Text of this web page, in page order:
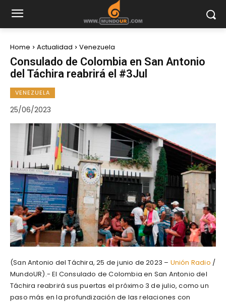
Home Actualidad Venezuela
Consulado de Colombia en San Antonio
del Táchira reabrirá el #3Jul
VENEZUELA
25/06/2023
(San Antonio del Táchira, 25 de junio de 2023 – Unión Radio /
MundoUR).- El Consulado de Colombia en San Antonio del
Táchira reabrirá sus puertas el próximo 3 de julio, como un
paso más en la profundización de las relaciones con